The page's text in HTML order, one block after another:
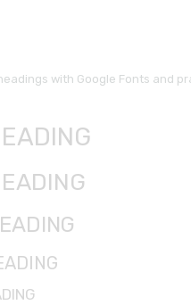
with Google Fonts and